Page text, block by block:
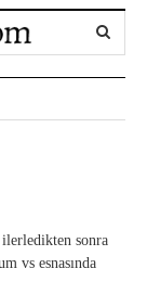
sonra
vs esnasında